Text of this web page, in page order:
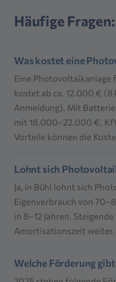
Häufige
Was kostet eine
Eine Photovoltaikanlage
kostet ab ca. 12.000 € (8
Anmeldung). Mit
mit 18.000–22.000 €.
Vorteile können die
Lohnt sich
Ja, in Bühl lohnt sich
Eigenverbrauch von
in 8–12 Jahren.
Amortisationszeit weiter.
Welche Förderung